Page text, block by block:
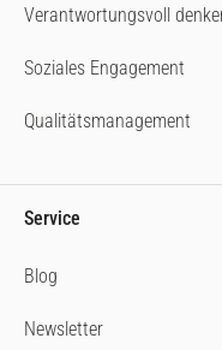
Verantwortungsvoll
Soziales Engagement
Qualitätsmanagement
Service
Blog
Newsletter